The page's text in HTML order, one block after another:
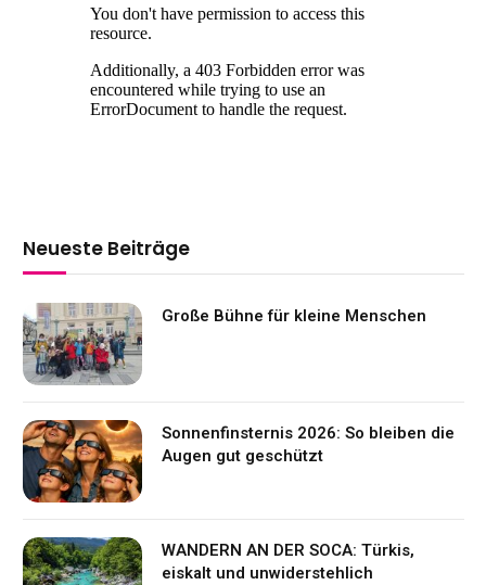
Neueste Beiträge
Große Bühne für kleine Menschen
Sonnenfinsternis 2026: So bleiben die
Augen gut geschützt
WANDERN AN DER SOCA: Türkis,
eiskalt und unwiderstehlich